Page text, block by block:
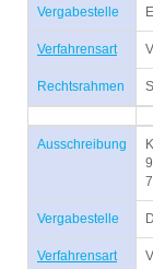
Vergabestelle
Verfahrensart
Rechtsrahmen
Ausschreibung
Vergabestelle
Verfahrensart